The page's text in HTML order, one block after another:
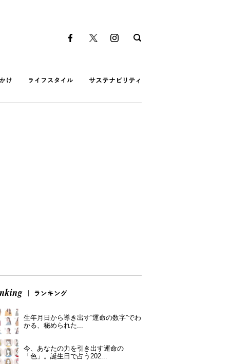
生年月日から導き出す“運命の数字”でわ
かる、秘められた...
今、あなたの力を引き出す運命の
「色」。誕生日で占う202...